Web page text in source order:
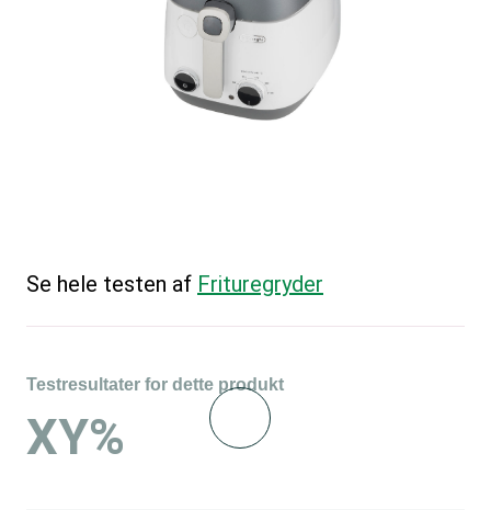
Se hele testen af Frituregryder
Testresultater for dette produkt
XY%